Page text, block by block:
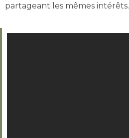
partageant les mêmes intérêts.